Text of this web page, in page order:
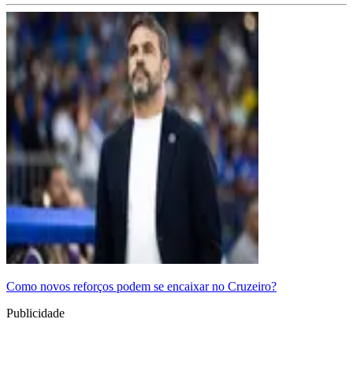
Como novos reforços podem se encaixar no Cruzeiro?
Publicidade